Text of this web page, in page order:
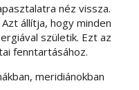
néz vissza.
állítja, hogy minden
születik. Ezt az
fenntartásához.
meridiánokban